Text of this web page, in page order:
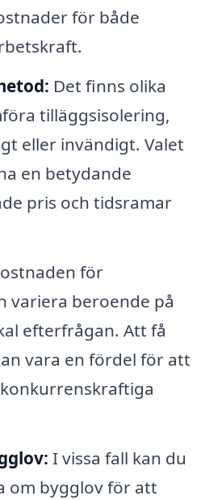
för både
Det finns olika
tilläggsisolering,
eller invändigt. Valet
en betydande
pris och tidsramar
för
variera beroende på
efterfrågan. Att få
vara en fördel för att
I vissa fall kan du
om bygglov för att